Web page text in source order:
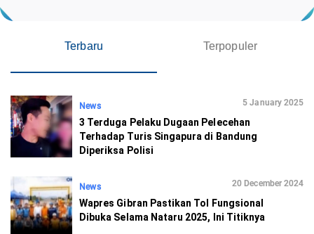
Terbaru Terpopuler
News 5 January 2025
3 Terduga Pelaku Dugaan Pelecehan
Terhadap Turis Singapura di Bandung
Diperiksa Polisi
News 20 December 2024
Wapres Gibran Pastikan Tol Fungsional
Dibuka Selama Nataru 2025, Ini Titiknya